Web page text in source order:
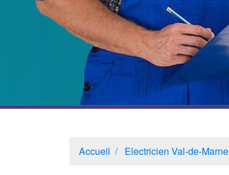
Accueil Electricien Val-de-Marne